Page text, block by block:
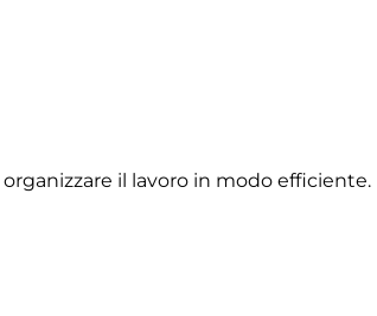
il lavoro in modo efficiente.